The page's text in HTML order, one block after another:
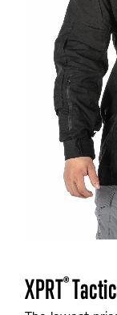
Vai
all'inizio
XPRT®